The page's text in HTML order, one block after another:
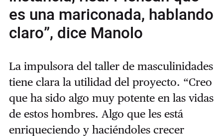
es una mariconada, hablando
claro”, dice Manolo
La impulsora del taller de masculinidades
tiene clara la utilidad del proyecto. “Creo
que ha sido algo muy potente en las vidas
de estos hombres. Algo que les está
enriqueciendo y haciéndoles crecer